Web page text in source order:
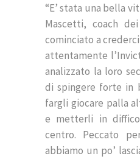
“E’ stata una bella
Mascetti, coach
cominciato a
attentamente
analizzato la loro
di spingere forte in
fargli giocare palla
e metterli in
centro. Peccato
abbiamo un po’